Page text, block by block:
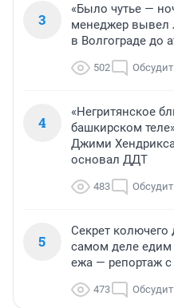
3
«Было чутье —
менеджер вывел
в Волгограде до
502
4
«Негритянское
башкирском
Джими
основал ДДТ
483
5
Секрет колючего
самом деле
ежа — репортаж
473